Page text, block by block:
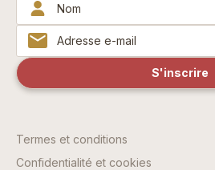
Termes et conditions
Confidentialité et cookies